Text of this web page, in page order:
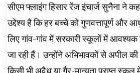
सीएम फ्लाइंग हिसार रेंज इंचार्ज सुनैना ने
उद्देश्य है कि हर बच्चे को गुणवत्तापूर्ण और
लिए गांव-गांव में सरकारी स्कूलों में आवश्यक
जा रही हैं। उन्होंने अभिभावकों से अपील
किसी भी अवैध या गैर-मान्यता प्राप्त स्कूल